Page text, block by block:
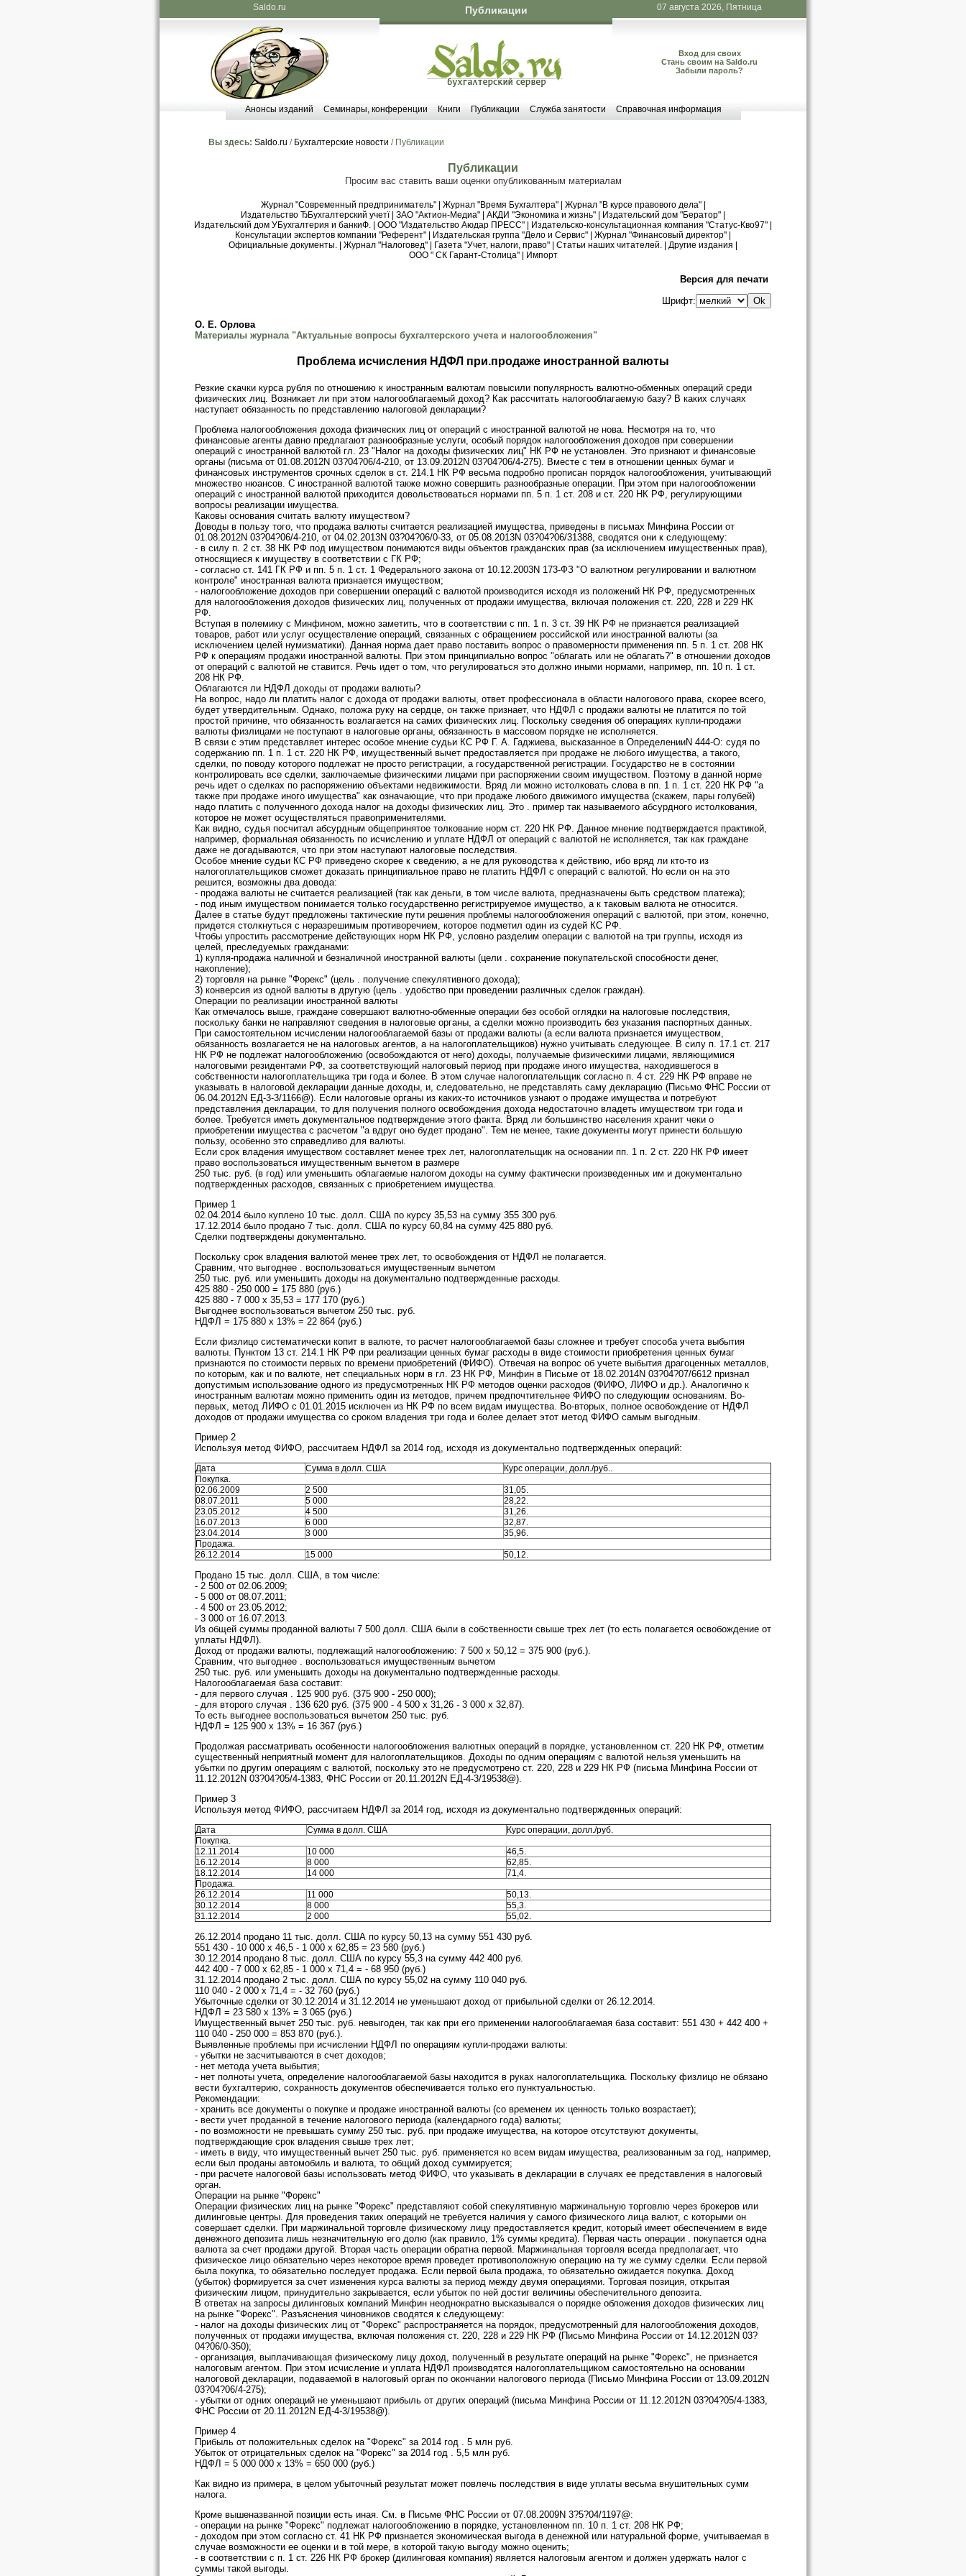
Saldo.ru Публикации 07 августа 2026, Пятница
Вход для своих
Стань своим на Saldo.ru
Забыли пароль?
Анонсы изданий Семинары, конференции Книги Публикации Служба занятости Справочная информация
Вы здесь: Saldo.ru / Бухгалтерские новости / Публикации
Публикации
Просим вас ставить ваши оценки опубликованным материалам
Журнал "Современный предприниматель"| Журнал "Время Бухгалтера"| Журнал "В курсе правового дела"|
Издательство ЂБухгалтерский учетї| ЗАО "Актион-Медиа" АКДИ "Экономика и жизнь" Издательский дом "Бератор"
Издательский дом УБухгалтерия и банкиФ.
ООО "Издательство Аюдар ПРЕСС" Издательско-консультационная компания "Статус-Кво97"
Консультации экспертов компании "Референт"
Издательская группа "Дело и Сервис" Журнал "Финансовый директор"
Официальные документы.
Журнал "Налоговед" Газета "Учет, налоги, право" Статьи наших читателей. Другие издания
ООО " СК Гарант-Столица"| Импорт
Версия для печати
Шрифт:
О. Е. Орлова
Материалы журнала "Актуальные вопросы бухгалтерского учета и налогообложения"
Проблема исчисления НДФЛ при.продаже иностранной валюты
Резкие скачки курса рубля по отношению к иностранным валютам повысили популярность валютно-обменных операций среди
физических лиц. Возникает ли при этом налогооблагаемый доход? Как рассчитать налогооблагаемую базу? В каких случаях
наступает обязанность по представлению налоговой декларации?
Проблема налогообложения дохода физических лиц от операций с иностранной валютой не нова. Несмотря на то, что
финансовые агенты давно предлагают разнообразные услуги, особый порядок налогообложения доходов при совершении
операций с иностранной валютой гл. 23 "Налог на доходы физических лиц" НК РФ не установлен. Это признают и финансовые
органы (письма от 01.08.2012N 03?04?06/4-210, от 13.09.2012N 03?04?06/4-275). Вместе с тем в отношении ценных бумаг и
финансовых инструментов срочных сделок в ст. 214.1 НК РФ весьма подробно прописан порядок налогообложения, учитывающий
множество нюансов. С иностранной валютой также можно совершить разнообразные операции. При этом при налогообложении
операций с иностранной валютой приходится довольствоваться нормами пп. 5 п. 1 ст. 208 и ст. 220 НК РФ, регулирующими
вопросы реализации имущества.
Каковы основания считать валюту имуществом?
Доводы в пользу того, что продажа валюты считается реализацией имущества, приведены в письмах Минфина России от
01.08.2012N 03?04?06/4-210, от 04.02.2013N 03?04?06/0-33, от 05.08.2013N 03?04?06/31388, сводятся они к следующему:
- в силу п. 2 ст. 38 НК РФ под имуществом понимаются виды объектов гражданских прав (за исключением имущественных прав),
относящиеся к имуществу в соответствии с ГК РФ;
- согласно ст. 141 ГК РФ и пп. 5 п. 1 ст. 1 Федерального закона от 10.12.2003N 173-ФЗ "О валютном регулировании и валютном
контроле" иностранная валюта признается имуществом;
- налогообложение доходов при совершении операций с валютой производится исходя из положений НК РФ, предусмотренных
для налогообложения доходов физических лиц, полученных от продажи имущества, включая положения ст. 220, 228 и 229 НК
РФ.
Вступая в полемику с Минфином, можно заметить, что в соответствии с пп. 1 п. 3 ст. 39 НК РФ не признается реализацией
товаров, работ или услуг осуществление операций, связанных с обращением российской или иностранной валюты (за
исключением целей нумизматики). Данная норма дает право поставить вопрос о правомерности применения пп. 5 п. 1 ст. 208 НК
РФ к операциям продажи иностранной валюты. При этом принципиально вопрос "облагать или не облагать?" в отношении доходов
от операций с валютой не ставится. Речь идет о том, что регулироваться это должно иными нормами, например, пп. 10 п. 1 ст.
208 НК РФ.
Облагаются ли НДФЛ доходы от продажи валюты?
На вопрос, надо ли платить налог с дохода от продажи валюты, ответ профессионала в области налогового права, скорее всего,
будет утвердительным. Однако, положа руку на сердце, он также признает, что НДФЛ с продажи валюты не платится по той
простой причине, что обязанность возлагается на самих физических лиц. Поскольку сведения об операциях купли-продажи
валюты физлицами не поступают в налоговые органы, обязанность в массовом порядке не исполняется.
В связи с этим представляет интерес особое мнение судьи КС РФ Г. А. Гаджиева, высказанное в ОпределенииN 444-О: судя по
содержанию пп. 1 п. 1 ст. 220 НК РФ, имущественный вычет предоставляется при продаже не любого имущества, а такого,
сделки, по поводу которого подлежат не просто регистрации, а государственной регистрации. Государство не в состоянии
контролировать все сделки, заключаемые физическими лицами при распоряжении своим имуществом. Поэтому в данной норме
речь идет о сделках по распоряжению объектами недвижимости. Вряд ли можно истолковать слова в пп. 1 п. 1 ст. 220 НК РФ "а
также при продаже иного имущества" как означающие, что при продаже любого движимого имущества (скажем, пары голубей)
надо платить с полученного дохода налог на доходы физических лиц. Это . пример так называемого абсурдного истолкования,
которое не может осуществляться правоприменителями.
Как видно, судья посчитал абсурдным общепринятое толкование норм ст. 220 НК РФ. Данное мнение подтверждается практикой,
например, формальная обязанность по исчислению и уплате НДФЛ от операций с валютой не исполняется, так как граждане
даже не догадываются, что при этом наступают налоговые последствия.
Особое мнение судьи КС РФ приведено скорее к сведению, а не для руководства к действию, ибо вряд ли кто-то из
налогоплательщиков сможет доказать принципиальное право не платить НДФЛ с операций с валютой. Но если он на это
решится, возможны два довода:
- продажа валюты не считается реализацией (так как деньги, в том числе валюта, предназначены быть средством платежа);
- под иным имуществом понимается только государственно регистрируемое имущество, а к таковым валюта не относится.
Далее в статье будут предложены тактические пути решения проблемы налогообложения операций с валютой, при этом, конечно,
придется столкнуться с неразрешимым противоречием, которое подметил один из судей КС РФ.
Чтобы упростить рассмотрение действующих норм НК РФ, условно разделим операции с валютой на три группы, исходя из
целей, преследуемых гражданами:
1) купля-продажа наличной и безналичной иностранной валюты (цели . сохранение покупательской способности денег,
накопление);
2) торговля на рынке "Форекс" (цель . получение спекулятивного дохода);
3) конверсия из одной валюты в другую (цель . удобство при проведении различных сделок граждан).
Операции по реализации иностранной валюты
Как отмечалось выше, граждане совершают валютно-обменные операции без особой оглядки на налоговые последствия,
поскольку банки не направляют сведения в налоговые органы, а сделки можно производить без указания паспортных данных.
При самостоятельном исчислении налогооблагаемой базы от продажи валюты (а если валюта признается имуществом,
обязанность возлагается не на налоговых агентов, а на налогоплательщиков) нужно учитывать следующее. В силу п. 17.1 ст. 217
НК РФ не подлежат налогообложению (освобождаются от него) доходы, получаемые физическими лицами, являющимися
налоговыми резидентами РФ, за соответствующий налоговый период при продаже иного имущества, находившегося в
собственности налогоплательщика три года и более. В этом случае налогоплательщик согласно п. 4 ст. 229 НК РФ вправе не
указывать в налоговой декларации данные доходы, и, следовательно, не представлять саму декларацию (Письмо ФНС России от
06.04.2012N ЕД-3-3/1166@). Если налоговые органы из каких-то источников узнают о продаже имущества и потребуют
представления декларации, то для получения полного освобождения дохода недостаточно владеть имуществом три года и
более. Требуется иметь документальное подтверждение этого факта. Вряд ли большинство населения хранит чеки о
приобретении имущества с расчетом "а вдруг оно будет продано". Тем не менее, такие документы могут принести большую
пользу, особенно это справедливо для валюты.
Если срок владения имуществом составляет менее трех лет, налогоплательщик на основании пп. 1 п. 2 ст. 220 НК РФ имеет
право воспользоваться имущественным вычетом в размере
250 тыс. руб. (в год) или уменьшить облагаемые налогом доходы на сумму фактически произведенных им и документально
подтвержденных расходов, связанных с приобретением имущества.
Пример 1
02.04.2014 было куплено 10 тыс. долл. США по курсу 35,53 на сумму 355 300 руб.
17.12.2014 было продано 7 тыс. долл. США по курсу 60,84 на сумму 425 880 руб.
Сделки подтверждены документально.
Поскольку срок владения валютой менее трех лет, то освобождения от НДФЛ не полагается.
Сравним, что выгоднее . воспользоваться имущественным вычетом
250 тыс. руб. или уменьшить доходы на документально подтвержденные расходы.
425 880 - 250 000 = 175 880 (руб.)
425 880 - 7 000 х 35,53 = 177 170 (руб.)
Выгоднее воспользоваться вычетом 250 тыс. руб.
НДФЛ = 175 880 х 13% = 22 864 (руб.)
Если физлицо систематически копит в валюте, то расчет налогооблагаемой базы сложнее и требует способа учета выбытия
валюты. Пунктом 13 ст. 214.1 НК РФ при реализации ценных бумаг расходы в виде стоимости приобретения ценных бумаг
признаются по стоимости первых по времени приобретений (ФИФО). Отвечая на вопрос об учете выбытия драгоценных металлов,
по которым, как и по валюте, нет специальных норм в гл. 23 НК РФ, Минфин в Письме от 18.02.2014N 03?04?07/6612 признал
допустимым использование одного из предусмотренных НК РФ методов оценки расходов (ФИФО, ЛИФО и др.). Аналогично к
иностранным валютам можно применить один из методов, причем предпочтительнее ФИФО по следующим основаниям. Во-
первых, метод ЛИФО с 01.01.2015 исключен из НК РФ по всем видам имущества. Во-вторых, полное освобождение от НДФЛ
доходов от продажи имущества со сроком владения три года и более делает этот метод ФИФО самым выгодным.
Пример 2
Используя метод ФИФО, рассчитаем НДФЛ за 2014 год, исходя из документально подтвержденных операций:
Дата Сумма в долл. США
Курс операции, долл./руб..
Покупка.
02.06.2009
2 500
31,05.
08.07.2011
5 000
28,22.
23.05.2012
4 500
31,26.
16.07.2013
6 000
32,87.
23.04.2014
3 000
35,96.
Продажа.
26.12.2014
15 000 50,12.
Продано 15 тыс. долл. США, в том числе:
- 2 500 от 02.06.2009;
- 5 000 от 08.07.2011;
- 4 500 от 23.05.2012;
- 3 000 от 16.07.2013.
Из общей суммы проданной валюты 7 500 долл. США были в собственности свыше трех лет (то есть полагается освобождение от
уплаты НДФЛ).
Доход от продажи валюты, подлежащий налогообложению: 7 500 х 50,12 = 375 900 (руб.).
Сравним, что выгоднее . воспользоваться имущественным вычетом
250 тыс. руб. или уменьшить доходы на документально подтвержденные расходы.
Налогооблагаемая база составит:
- для первого случая . 125 900 руб. (375 900 - 250 000);
- для второго случая . 136 620 руб. (375 900 - 4 500 х 31,26 - 3 000 х 32,87).
То есть выгоднее воспользоваться вычетом 250 тыс. руб.
НДФЛ = 125 900 х 13% = 16 367 (руб.)
Продолжая рассматривать особенности налогообложения валютных операций в порядке, установленном ст. 220 НК РФ, отметим
существенный неприятный момент для налогоплательщиков. Доходы по одним операциям с валютой нельзя уменьшить на
убытки по другим операциям с валютой, поскольку это не предусмотрено ст. 220, 228 и 229 НК РФ (письма Минфина России от
11.12.2012N 03?04?05/4-1383, ФНС России от 20.11.2012N ЕД-4-3/19538@).
Пример 3
Используя метод ФИФО, рассчитаем НДФЛ за 2014 год, исходя из документально подтвержденных операций:
Дата Сумма в долл. США
Курс операции, долл./руб.
Покупка.
12.11.2014
10 000
46,5.
16.12.2014
8 000
62,85.
18.12.2014
14 000
71,4.
Продажа.
26.12.2014
11 000
50,13.
30.12.2014
8 000
55,3.
31.12.2014
2 000 55,02.
26.12.2014 продано 11 тыс. долл. США по курсу 50,13 на сумму 551 430 руб.
551 430 - 10 000 х 46,5 - 1 000 х 62,85 = 23 580 (руб.)
30.12.2014 продано 8 тыс. долл. США по курсу 55,3 на сумму 442 400 руб.
442 400 - 7 000 х 62,85 - 1 000 х 71,4 = - 68 950 (руб.)
31.12.2014 продано 2 тыс. долл. США по курсу 55,02 на сумму 110 040 руб.
110 040 - 2 000 х 71,4 = - 32 760 (руб.)
Убыточные сделки от 30.12.2014 и 31.12.2014 не уменьшают доход от прибыльной сделки от 26.12.2014.
НДФЛ = 23 580 х 13% = 3 065 (руб.)
Имущественный вычет 250 тыс. руб. невыгоден, так как при его применении налогооблагаемая база составит: 551 430 + 442 400 +
110 040 - 250 000 = 853 870 (руб.).
Выявленные проблемы при исчислении НДФЛ по операциям купли-продажи валюты:
- убытки не засчитываются в счет доходов;
- нет метода учета выбытия;
- нет полноты учета, определение налогооблагаемой базы находится в руках налогоплательщика. Поскольку физлицо не обязано
вести бухгалтерию, сохранность документов обеспечивается только его пунктуальностью.
Рекомендации:
- хранить все документы о покупке и продаже иностранной валюты (со временем их ценность только возрастает);
- вести учет проданной в течение налогового периода (календарного года) валюты;
- по возможности не превышать сумму 250 тыс. руб. при продаже имущества, на которое отсутствуют документы,
подтверждающие срок владения свыше трех лет;
- иметь в виду, что имущественный вычет 250 тыс. руб. применяется ко всем видам имущества, реализованным за год, например,
если был проданы автомобиль и валюта, то общий доход суммируется;
- при расчете налоговой базы использовать метод ФИФО, что указывать в декларации в случаях ее представления в налоговый
орган.
Операции на рынке "Форекс"
Операции физических лиц на рынке "Форекс" представляют собой спекулятивную маржинальную торговлю через брокеров или
дилинговые центры. Для проведения таких операций не требуется наличия у самого физического лица валют, с которыми он
совершает сделки. При маржинальной торговле физическому лицу предоставляется кредит, который имеет обеспечением в виде
денежного депозита лишь незначительную его долю (как правило, 1% суммы кредита). Первая часть операции . покупается одна
валюта за счет продажи другой. Вторая часть операции обратна первой. Маржинальная торговля всегда предполагает, что
физическое лицо обязательно через некоторое время проведет противоположную операцию на ту же сумму сделки. Если первой
была покупка, то обязательно последует продажа. Если первой была продажа, то обязательно ожидается покупка. Доход
(убыток) формируется за счет изменения курса валюты за период между двумя операциями. Торговая позиция, открытая
физическим лицом, принудительно закрывается, если убыток по ней достиг величины обеспечительного депозита.
В ответах на запросы дилинговых компаний Минфин неоднократно высказывался о порядке обложения доходов физических лиц
на рынке "Форекс". Разъяснения чиновников сводятся к следующему:
- налог на доходы физических лиц от "Форекс" распространяется на порядок, предусмотренный для налогообложения доходов,
полученных от продажи имущества, включая положения ст. 220, 228 и 229 НК РФ (Письмо Минфина России от 14.12.2012N 03?
04?06/0-350);
- организация, выплачивающая физическому лицу доход, полученный в результате операций на рынке "Форекс", не признается
налоговым агентом. При этом исчисление и уплата НДФЛ производятся налогоплательщиком самостоятельно на основании
налоговой декларации, подаваемой в налоговый орган по окончании налогового периода (Письмо Минфина России от 13.09.2012N
03?04?06/4-275);
- убытки от одних операций не уменьшают прибыль от других операций (письма Минфина России от 11.12.2012N 03?04?05/4-1383,
ФНС России от 20.11.2012N ЕД-4-3/19538@).
Пример 4
Прибыль от положительных сделок на "Форекс" за 2014 год . 5 млн руб.
Убыток от отрицательных сделок на "Форекс" за 2014 год . 5,5 млн руб.
НДФЛ = 5 000 000 х 13% = 650 000 (руб.)
Как видно из примера, в целом убыточный результат может повлечь последствия в виде уплаты весьма внушительных сумм
налога.
Кроме вышеназванной позиции есть иная. См. в Письме ФНС России от 07.08.2009N 3?5?04/1197@:
- операции на рынке "Форекс" подлежат налогообложению в порядке, установленном пп. 10 п. 1 ст. 208 НК РФ;
- доходом при этом согласно ст. 41 НК РФ признается экономическая выгода в денежной или натуральной форме, учитываемая в
случае возможности ее оценки и в той мере, в которой такую выгоду можно оценить;
- в соответствии с п. 1 ст. 226 НК РФ брокер (дилинговая компания) является налоговым агентом и должен удержать налог с
суммы такой выгоды.